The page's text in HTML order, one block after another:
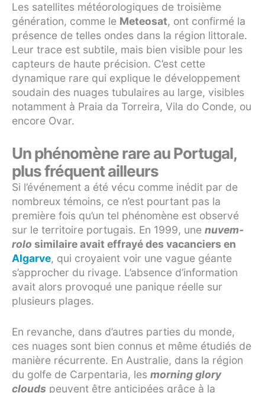
Les satellites météorologiques de troisième
génération, comme le Meteosat, ont confirmé la
présence de telles ondes dans la région littorale.
Leur trace est subtile, mais bien visible pour les
capteurs de haute précision. C’est cette
dynamique rare qui explique le développement
soudain des nuages tubulaires au large, visibles
notamment à Praia da Torreira, Vila do Conde, ou
encore Ovar.
Un phénomène rare au Portugal,
plus fréquent ailleurs
Si l’événement a été vécu comme inédit par de
nombreux témoins, ce n’est pourtant pas la
première fois qu’un tel phénomène est observé
sur le territoire portugais. En 1999, une nuvem-
rolo similaire avait effrayé des vacanciers en
Algarve, qui croyaient voir une vague géante
s’approcher du rivage. L’absence d’information
avait alors provoqué une panique réelle sur
plusieurs plages.
En revanche, dans d’autres parties du monde,
ces nuages sont bien connus et même étudiés de
manière récurrente. En Australie, dans la région
du golfe de Carpentaria, les morning glory
clouds peuvent être anticipées grâce à la